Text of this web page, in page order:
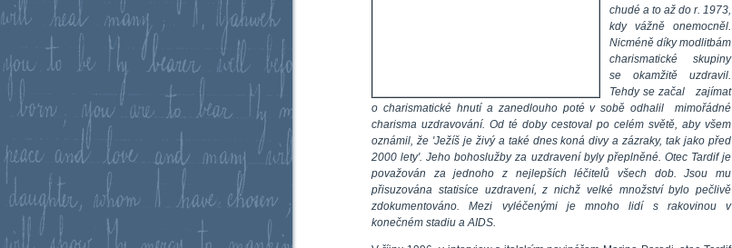
chudé a to až do r. 1973,
kdy vážně onemocněl.
Nicméně díky modlitbám
charismatické skupiny
se okamžitě uzdravil.
Tehdyse začal zajímat
o charismatické hnutí a zanedlouho potév soběodhalil mimořádné
charisma uzdravování. Od té doby cestoval po celém světě, aby všem
oznámil, že 'Ježíš je živý a také dnes koná divy a zázraky, tak jako před
2000 lety'. Jehobohoslužbyza uzdravení byly přeplněné. Otec Tardif je
považován za jednoho z nejlepších léčitelů všech dob. Jsou mu
přisuzována statisíce uzdravení, z nichž velké množství bylo pečlivě
zdokumentováno. Mezi vyléčenými je mnoho lidí s rakovinou v
konečném stadiu a AIDS.